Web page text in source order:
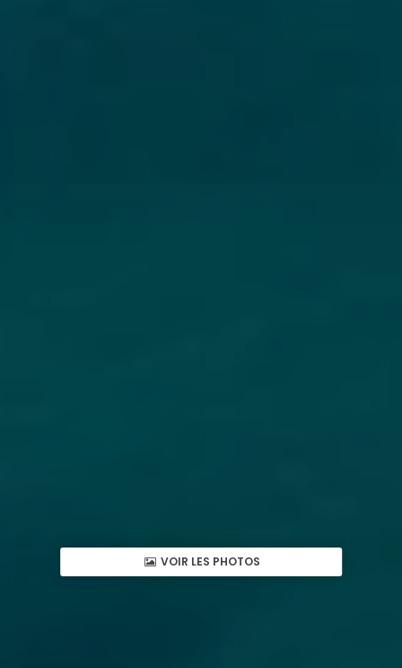
VOIR LES PHOTOS